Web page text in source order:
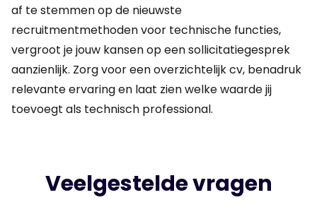
af te stemmen op de nieuwste
recruitmentmethoden voor technische functies,
vergroot je jouw kansen op een sollicitatiegesprek
aanzienlijk. Zorg voor een overzichtelijk cv, benadruk
relevante ervaring en laat zien welke waarde jij
toevoegt als technisch professional.
Veelgestelde vragen